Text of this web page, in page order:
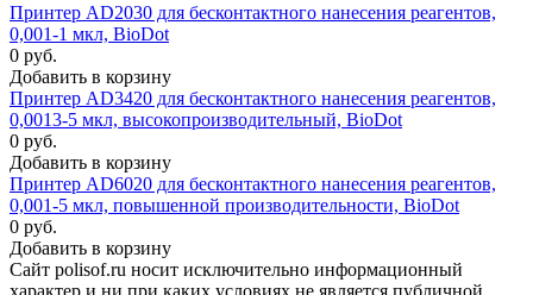
Принтер AD2030 для бесконтактного нанесения реагентов,
0,001-1 мкл, BioDot
0 руб.
Добавить в корзину
Принтер AD3420 для бесконтактного нанесения реагентов,
0,0013-5 мкл, высокопроизводительный, BioDot
0 руб.
Добавить в корзину
Принтер AD6020 для бесконтактного нанесения реагентов,
0,001-5 мкл, повышенной производительности, BioDot
0 руб.
Добавить в корзину
Сайт polisof.ru носит исключительно информационный
характер и ни при каких условиях не является публичной